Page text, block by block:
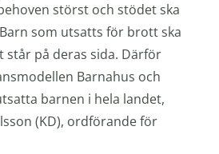
störst och stödet ska
som utsatts för brott ska
står på deras sida. Därför
Barnahus och
barnen i hela landet,
(KD), ordförande för